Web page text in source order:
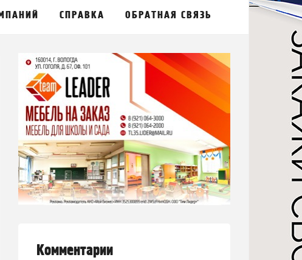
СПРАВКА ОБРАТНАЯ СВЯЗЬ
Комментарии